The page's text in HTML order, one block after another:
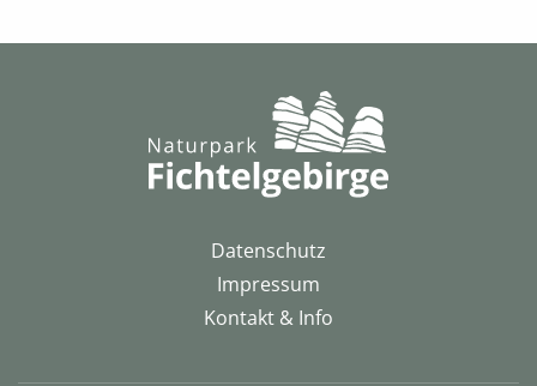
Datenschutz
Impressum
Kontakt & Info